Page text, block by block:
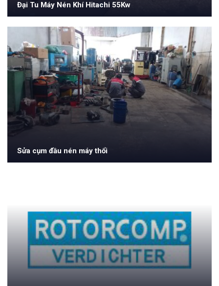
Đại Tu Máy Nén Khí Hitachi 55Kw
Sửa cụm đầu nén máy thổi